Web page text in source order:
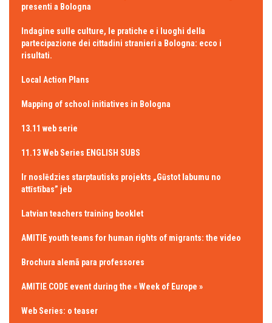
presenti a Bologna
Indagine sulle culture, le pratiche e i luoghi della
partecipazione dei cittadini stranieri a Bologna: ecco i
risultati.
Local Action Plans
Mapping of school initiatives in Bologna
13.11 web serie
11.13 Web Series ENGLISH SUBS
Ir noslēdzies starptautisks projekts „Gūstot labumu no
attīstības” jeb
Latvian teachers training booklet
AMITIE youth teams for human rights of migrants: the video
Brochura alemã para professores
AMITIE CODE event during the « Week of Europe »
Web Series: o teaser